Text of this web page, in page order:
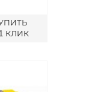
КЛИК